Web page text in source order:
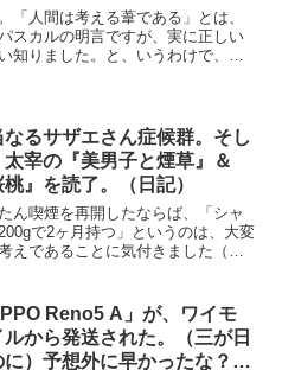
「人間は考える葦である」とは、
スカルの明言ですが、実に正しい
知りました。と、いうわけで、フ
りに行くというのも...
なるサザエさん症候群。そし
太宰の『美男子と煙草』＆
桃』を読了。（日記）
ん喫煙を再開したならば、「シャ
で2ヶ月持つ」というのは、大変
えであることに気付きました（挨
シャグを買う時は、やっぱり楽天市
スマホアプ...
Reno5 A」が、ワイモ
ルから発送された。（三が日
に）予想外に早かったな？